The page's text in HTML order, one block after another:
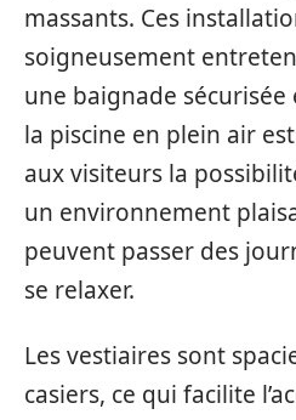
massants. Ces
soigneusement
une baignade sécurisée
la piscine en plein air
aux visiteurs la
un environnement
peuvent passer des
se relaxer.
Les vestiaires sont
casiers, ce qui facilite